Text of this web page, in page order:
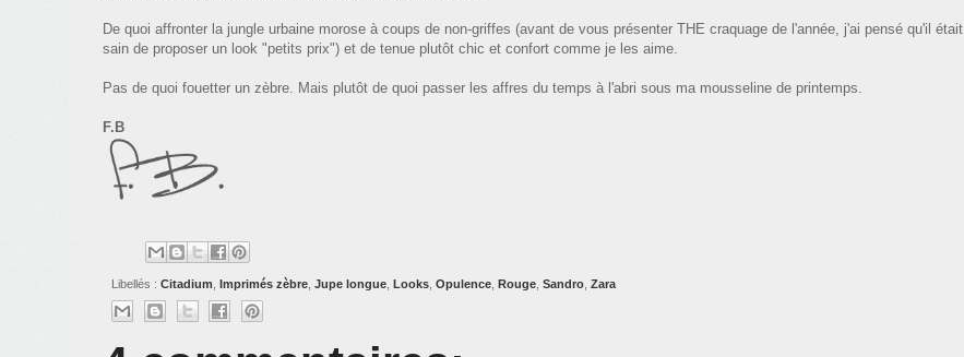
De quoi affronter la jungle urbaine morose à coups de non-griffes (avant de vous présenter THE craquage de l'année, j'ai pensé qu'il était
sain de proposer un look "petits prix") et de tenue plutôt chic et confort comme je les aime.
Pas de quoi fouetter un zèbre. Mais plutôt de quoi passer les affres du temps à l'abri sous ma mousseline de printemps.
F.B
Libellés : Citadium, Imprimés zèbre, Jupe longue, Looks, Opulence, Rouge, Sandro, Zara